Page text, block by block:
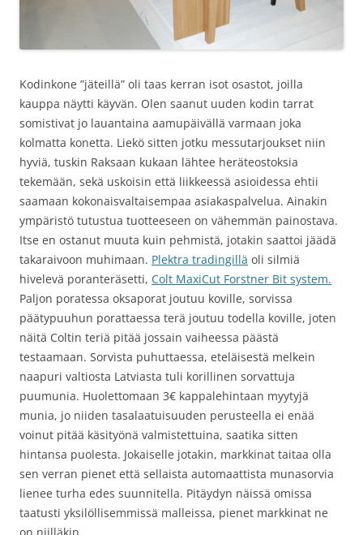
Kodinkone ”jäteillä” oli taas kerran isot osastot, joilla
kauppa näytti käyvän. Olen saanut uuden kodin tarrat
somistivat jo lauantaina aamupäivällä varmaan joka
kolmatta konetta. Liekö sitten jotku messutarjoukset niin
hyviä, tuskin Raksaan kukaan lähtee heräteostoksia
tekemään, sekä uskoisin että liikkeessä asioidessa ehtii
saamaan kokonaisvaltaisempaa asiakaspalvelua. Ainakin
ympäristö tutustua tuotteeseen on vähemmän painostava.
Itse en ostanut muuta kuin pehmistä, jotakin saattoi jäädä
takaraivoon muhimaan. Plektra tradingillä oli silmiä
hivelevä poranteräsetti, Colt MaxiCut Forstner Bit system.
Paljon poratessa oksaporat joutuu koville, sorvissa
päätypuuhun porattaessa terä joutuu todella koville, joten
näitä Coltin teriä pitää jossain vaiheessa päästä
testaamaan. Sorvista puhuttaessa, eteläisestä melkein
naapuri valtiosta Latviasta tuli korillinen sorvattuja
puumunia. Huolettomaan 3€ kappalehintaan myytyjä
munia, jo niiden tasalaatuisuuden perusteella ei enää
voinut pitää käsityönä valmistettuina, saatika sitten
hintansa puolesta. Jokaiselle jotakin, markkinat taitaa olla
sen verran pienet että sellaista automaattista munasorvia
lienee turha edes suunnitella. Pitäydyn näissä omissa
taatusti yksilöllisemmissä malleissa, pienet markkinat ne